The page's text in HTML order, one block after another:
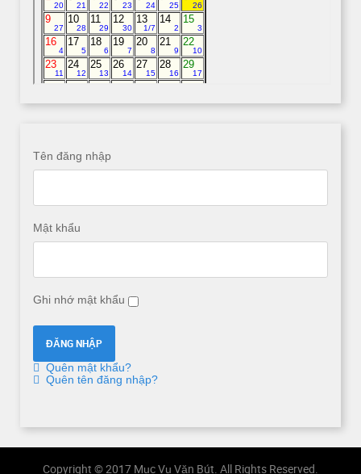
Tên đăng nhập
Mật khẩu
Ghi nhớ mật khẩu
Quên mật khẩu?
Quên tên đăng nhập?
Copyright © 2017 Mục Vụ Văn Bút. All Rights Reserved.